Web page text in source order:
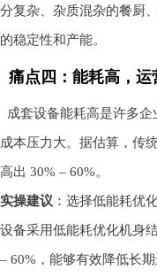
分复杂、杂质混杂的餐厨
的稳定性和产能。
痛点四：能耗高，运
成套设备能耗高是许多
成本压力大。据估算，传
高出 30% – 60%。
实操建议 ：选择低能耗优
设备采用低能耗优化机身
– 60%，能够有效降低长期